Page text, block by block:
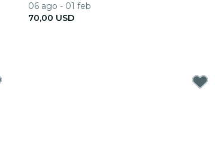
06 ago - 01 feb
70,00 USD